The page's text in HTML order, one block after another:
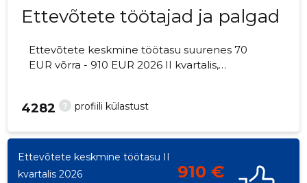
Ettevõtete töötajad ja palgad
Ettevõtete keskmine töötasu suurenes 70
EUR võrra - 910 EUR 2026 II kvartalis,
? profiili külastust
4282
Ettevõtete keskmine töötasu II
kvartalis 2026
910 €